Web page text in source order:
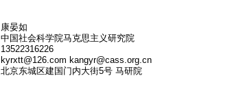
康晏如
中国社会科学院马克思主义研究院
13522316226
kyrxtt@126.com kangyr@cass.org.cn
北京东城区建国门内大街5号 马研院